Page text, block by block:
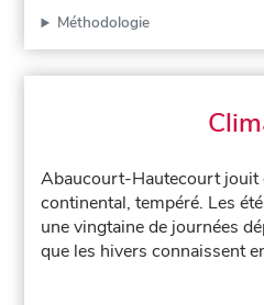
Méthodologie
Abaucourt-Hautecourt jouit
continental, tempéré. Les
une vingtaine de journées
que les hivers connaissent